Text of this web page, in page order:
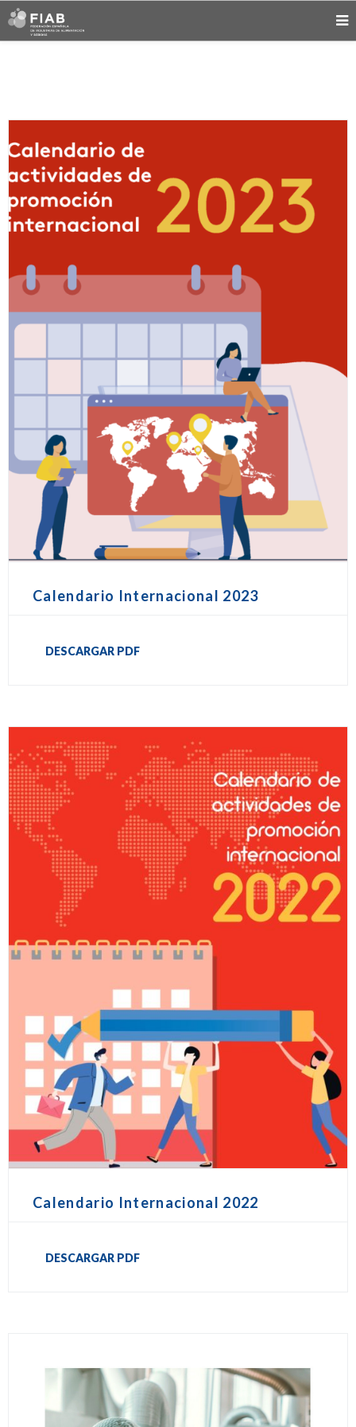
Calendario Internacional 2023
DESCARGAR PDF
Calendario Internacional 2022
DESCARGAR PDF